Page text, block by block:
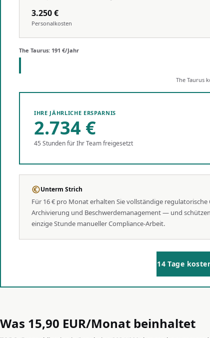
3.250 €
Personalkosten
The Taurus: 191 €/Jahr
The Taurus
IHRE JÄHRLICHE ERSPARNIS
2.734 €
45 Stunden für Ihr Team freigesetzt
Unterm Strich
Für 16 € pro Monat erhalten Sie vollständige
Archivierung und Beschwerdemanagement — und schützen
einzige Stunde manueller Compliance-Arbeit.
14 Tage
Was 15,90 EUR/Monat beinhaltet